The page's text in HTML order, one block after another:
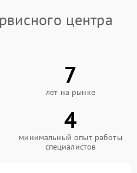
центра
7
лет на рынке
4
минимальный опыт работы
специалистов